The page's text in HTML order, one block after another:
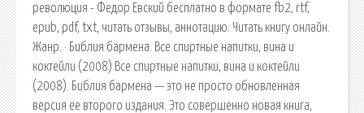
революция - Федор Евский бесплатно в формате fb2, rtf,
epub, pdf, txt, читать отзывы, аннотацию. Читать книгу онлайн.
Жанр. · Библия бармена. Все спиртные напитки, вина и
коктейли (2008) Все спиртные напитки, вина и коктейли
(2008). Библия бармена — это не просто обновленная
версия ее второго издания. Это совершенно новая книга,